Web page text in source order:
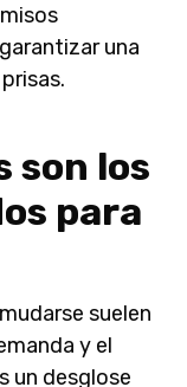
una
son los
para
suelen
y el
un desglose